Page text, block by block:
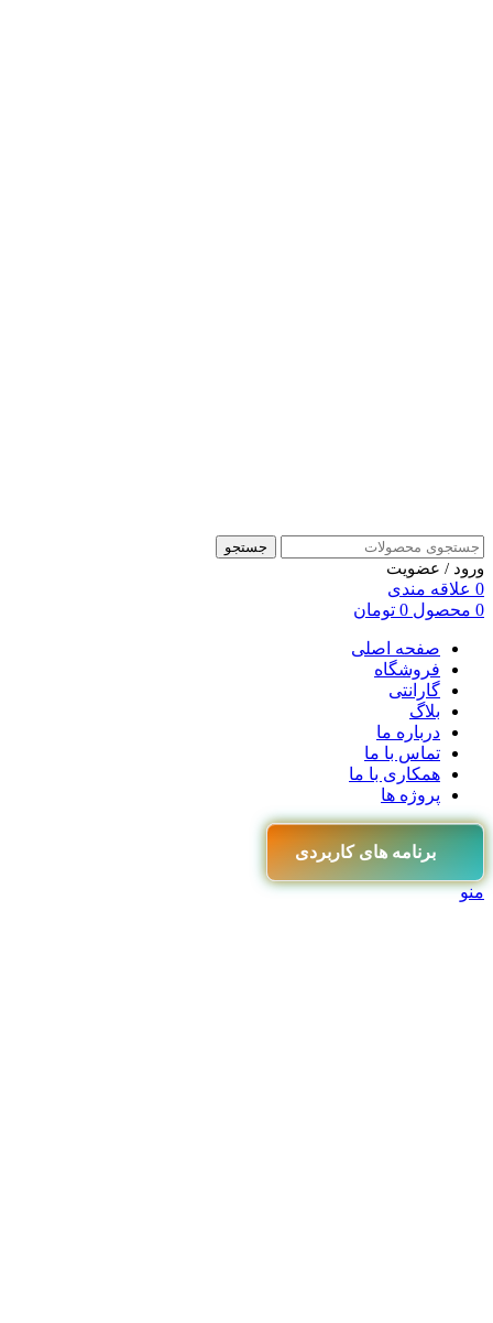
جستجو
ورود / عضویت
0 علاقه مندی
0 محصول 0 تومان
صفحه اصلی
فروشگاه
گارانتی
بلاگ
درباره ما
تماس با ما
همکاری با ما
پروژه ها
برنامه های کاربردی
منو